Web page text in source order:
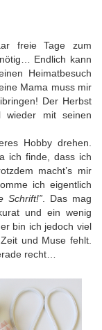
freie Tage zum
Endlich kann
Heimatbesuch
Mama muss mir
Der Herbst
mit seinen
Hobby drehen.
ich finde, dass ich
macht’s mir
ich eigentlich
Schrift!”. Das mag
und ein wenig
bin ich jedoch viel
und Muse fehlt.
recht…